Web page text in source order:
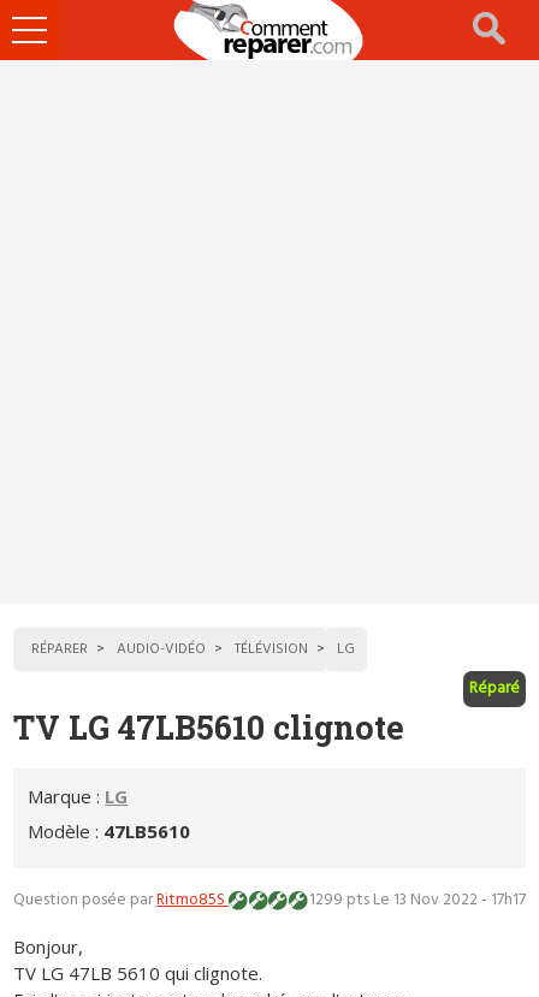
Ouvrir
le
RÉPARER AUDIO-VIDÉO TÉLÉVISION LG
Réparé
TV LG 47LB5610 clignote
Marque : LG
Modèle : 47LB5610
Question posée parRitmo85S 1299 ptsLe 13 Nov 2022 - 17h17
Bonjour,
TV LG 47LB 5610 qui clignote.